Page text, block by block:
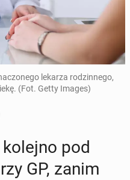
lekarza rodzinnego,
(Fot. Getty Images)
pod
GP, zanim